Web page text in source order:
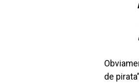
de